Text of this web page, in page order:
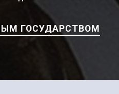
ГОСУДАРСТВОМ